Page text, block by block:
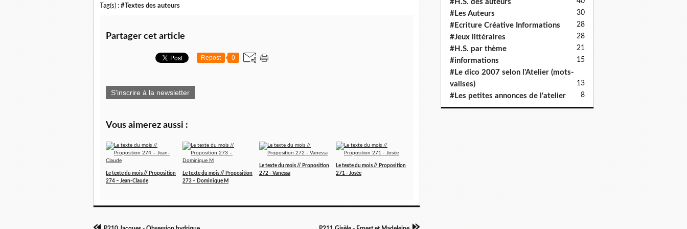
Tag(s) : #Textes des auteurs
Partager cet article
Repost 0
S'inscrire à la newsletter
Vous aimerez aussi :
Le texte du mois // Proposition
274 – Jean-Claude
Le texte du mois // Proposition
273 – Dominique M
Le texte du mois // Proposition
272 - Vanessa
Le texte du mois // Proposition
271 - Josée
#H.S. des auteurs
#Les Auteurs 30
#Ecriture Créative Informations 28
#Jeux littéraires 28
#H.S. par thème 21
#informations 15
#Le dico 2007 selon l'Atelier (mots-
valises)
13
#Les petites annonces de l'atelier 8